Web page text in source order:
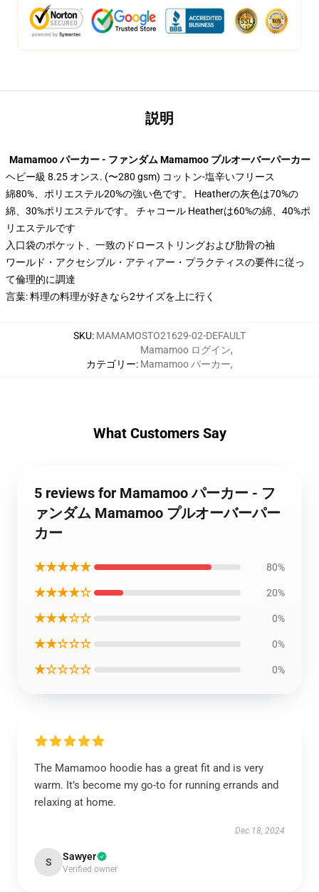
説明
Mamamoo パーカー - ファンダム Mamamoo プルオーバーパーカー
ヘビー級 8.25 オンス. (〜280 gsm) コットン-塩辛いフリース
綿80%、ポリエステル20%の強い色です。 Heatherの灰色は70%の
綿、30%ポリエステルです。 チャコール Heatherは60%の綿、40%ポ
リエステルです
入口袋のポケット、一致のドローストリングおよび肋骨の袖
ワールド・アクセシブル・アティアー・プラクティスの要件に従っ
て倫理的に調達
言葉: 料理の料理が好きなら2サイズを上に行く
SKU: MAMAMOSTO21629-02-DEFAULT
カテゴリー:
Mamamoo ログイン,
Mamamoo パーカー,
What Customers Say
5 reviews for Mamamoo パーカー - フ
ァンダム Mamamoo プルオーバーパー
カー
★★★★★ 80%
★★★★☆ 20%
★★★☆☆ 0%
★★☆☆☆ 0%
★☆☆☆☆ 0%
The Mamamoo hoodie has a great fit and is very
warm. It’s become my go-to for running errands and
relaxing at home.
Dec 18, 2024
S Sawyer
Verified owner